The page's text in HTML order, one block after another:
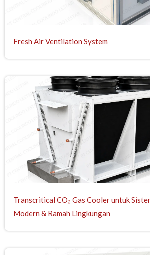
Fresh Air Ventilation System
Transcritical CO₂ Gas Cooler untuk
Modern & Ramah Lingkungan